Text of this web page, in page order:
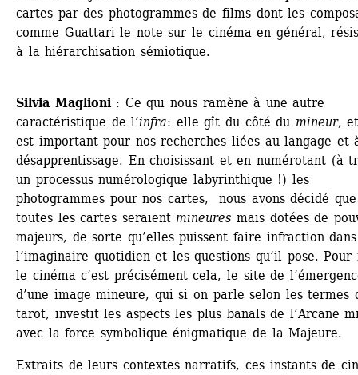
cartes par des photogrammes de films dont les
comme Guattari le note sur le cinéma en général,
à la hiérarchisation sémiotique.
Silvia Maglioni : Ce qui nous ramène à une autre
caractéristique de l’infra: elle gît du côté du mineur,
est important pour nos recherches liées au langage et
désapprentissage. En choisissant et en numérotant (à
un processus numérologique labyrinthique !) les
photogrammes pour nos cartes, nous avons décidé que
toutes les cartes seraient mineures mais dotées de
majeurs, de sorte qu’elles puissent faire infraction dans
l’imaginaire quotidien et les questions qu’il pose. Pour
le cinéma c’est précisément cela, le site de
d’une image mineure, qui si on parle selon les termes
tarot, investit les aspects les plus banals de l’Arcane
avec la force symbolique énigmatique de la Majeure.
Extraits de leurs contextes narratifs, ces instants de